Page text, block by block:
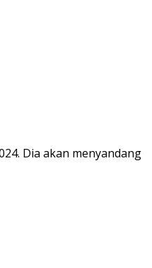
Dia akan menyandang